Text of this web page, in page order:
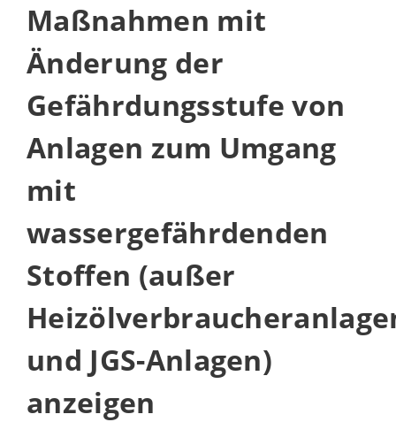
Maßnahmen mit
Änderung der
Gefährdungsstufe von
Anlagen zum Umgang
mit
wassergefährdenden
Stoffen (außer
und JGS-Anlagen)
anzeigen